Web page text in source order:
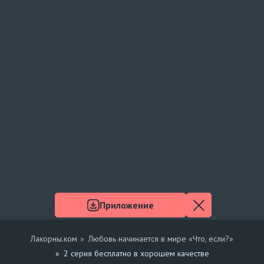
Лакорны.ком
Любовь начинается в мире «Что, если?»
2 серия бесплатно в хорошем качестве
Приложение